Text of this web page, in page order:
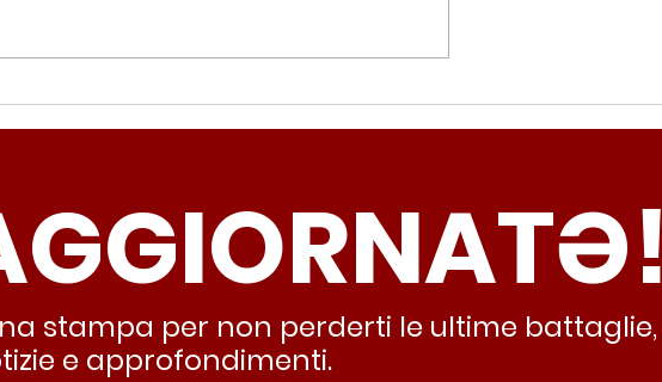
Colucci
Roma): “La
garantire servizi e
Termovalorizzatore,
Colucci (Radicali Roma):
lasciando al caos e
all’abusivismo”
stampa per non perderti le ultime battaglie,
e approfondimenti.